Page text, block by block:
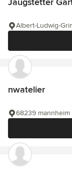
Albert-Ludwig-
nwatelier
68239 mannheim